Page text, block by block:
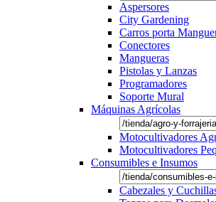
Aspersores
City Gardening
Carros porta
Conectores
Mangueras
Pistolas y Lanzas
Programadores
Soporte Mural
Máquinas Agrícolas
Motocultivadores
Motocultivadores
Consumibles e Insumos
Cabezales y